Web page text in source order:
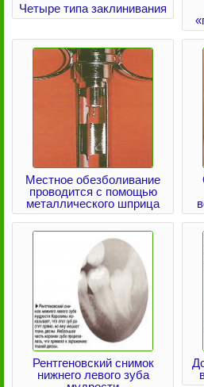
Четыре типа заклинивания
Местное обезболивание
проводится с помощью
металлического шприца
Рентгеновский снимок
нижнего левого зуба